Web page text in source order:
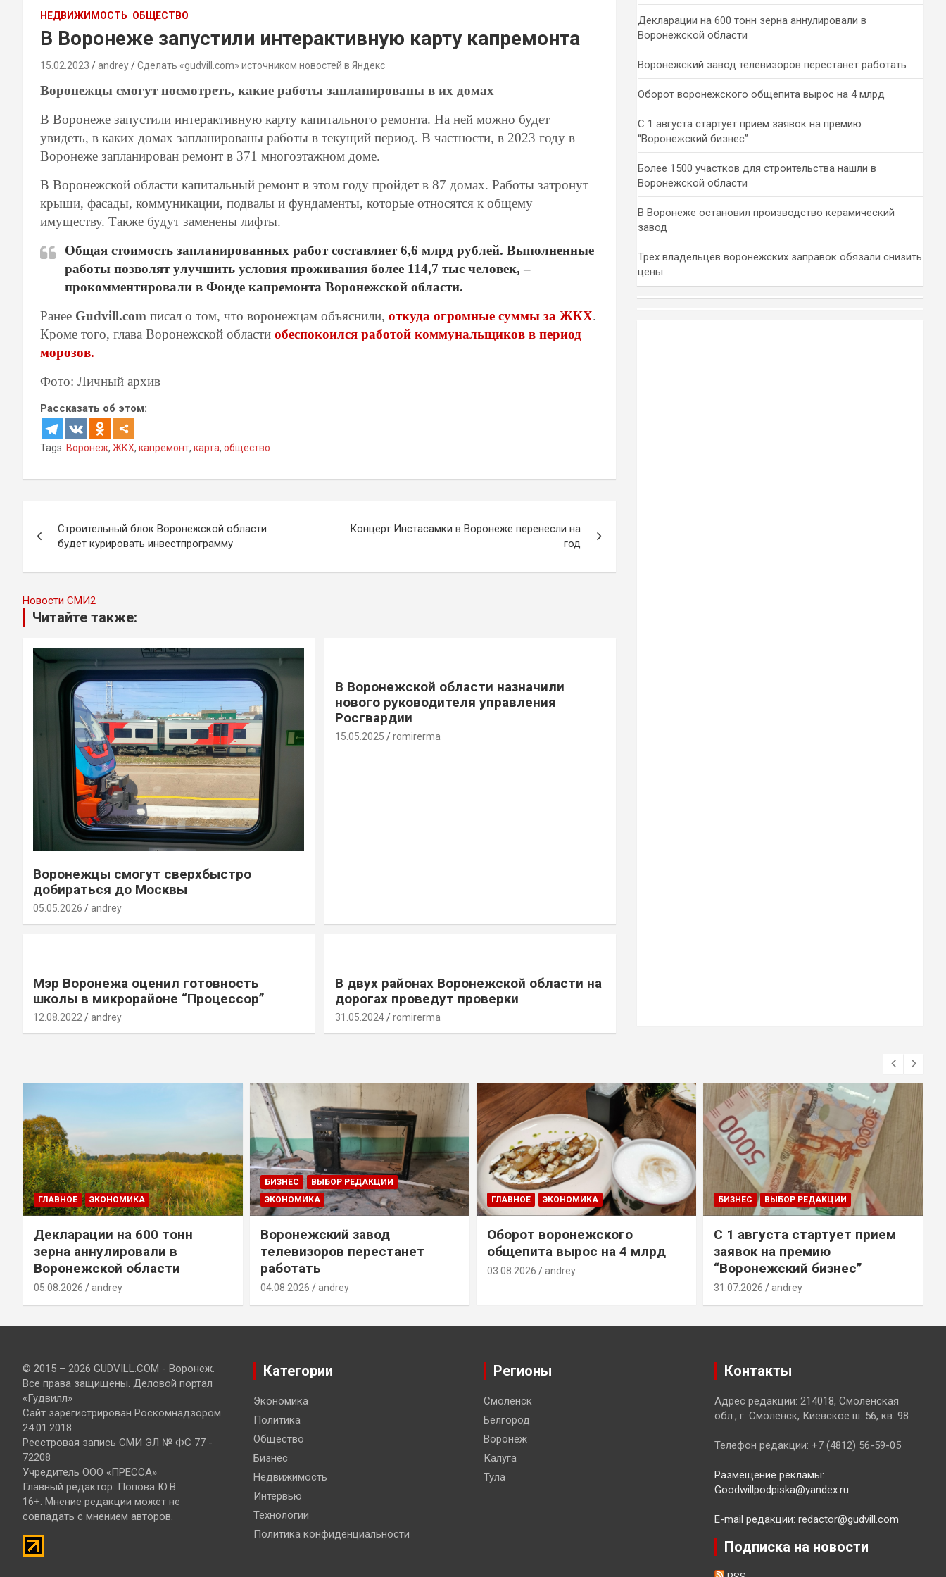
НЕДВИЖИМОСТЬ ОБЩЕСТВО
В Воронеже запустили интерактивную карту капремонта
15.02.2023 andrey Сделать «gudvill.com» источником новостей в Яндекс
Воронежцы смогут посмотреть, какие работы запланированы в их домах
В Воронеже запустили интерактивную карту капитального ремонта. На ней можно будет
увидеть, в каких домах запланированы работы в текущий период. В частности, в 2023 году в
Воронеже запланирован ремонт в 371 многоэтажном доме.
В Воронежской области капитальный ремонт в этом году пройдет в 87 домах. Работы затронут
крыши, фасады, коммуникации, подвалы и фундаменты, которые относятся к общему
имуществу. Также будут заменены лифты.
Общая стоимость запланированных работ составляет 6,6 млрд рублей. Выполненные
работы позволят улучшить условия проживания более 114,7 тыс человек, –
прокомментировали в Фонде капремонта Воронежской области.
Ранее Gudvill.com писал о том, что воронежцам объяснили, откуда огромные суммы за ЖКХ.
Кроме того, глава Воронежской области обеспокоился работой коммунальщиков в период
морозов.
Фото: Личный архив
Рассказать об этом:
Tags: Воронеж, ЖКХ, капремонт, карта, общество
по
записям
Строительный блок Воронежской области
будет курировать инвестпрограмму
Концерт Инстасамки в Воронеже перенесли на
год
Новости СМИ2
Читайте также:
Воронежцы смогут сверхбыстро
добираться до Москвы
05.05.2026 andrey
В Воронежской области назначили
нового руководителя управления
Росгвардии
15.05.2025 romirerma
Мэр Воронежа оценил готовность
школы в микрорайоне “Процессор”
12.08.2022 andrey
В двух районах Воронежской области на
дорогах проведут проверки
31.05.2024 romirerma
Декларации на 600 тонн зерна аннулировали в
Воронежской области
Воронежский завод телевизоров перестанет работать
Оборот воронежского общепита вырос на 4 млрд
С 1 августа стартует прием заявок на премию
“Воронежский бизнес”
Более 1500 участков для строительства нашли в
Воронежской области
В Воронеже остановил производство керамический
завод
Трех владельцев воронежских заправок обязали снизить
цены
ГЛАВНОЕ ЭКОНОМИКА
Декларации на 600 тонн
зерна аннулировали в
Воронежской области
05.08.2026 andrey
БИЗНЕС
ВЫБОР РЕДАКЦИИ
ЭКОНОМИКА
Воронежский завод
телевизоров перестанет
работать
04.08.2026 andrey
ГЛАВНОЕ ЭКОНОМИКА
Оборот воронежского
общепита вырос на 4 млрд
03.08.2026 andrey
БИЗНЕС ВЫБОР РЕДАКЦИИ
С 1 августа стартует прием
заявок на премию
“Воронежский бизнес”
31.07.2026 andrey
© 2015 – 2026 GUDVILL.COM - Воронеж.
Все права защищены. Деловой портал
«Гудвилл»
Сайт зарегистрирован Роскомнадзором
24.01.2018
Реестровая запись СМИ ЭЛ № ФС 77 -
72208
Учредитель ООО «ПРЕССА»
Главный редактор: Попова Ю.В.
16+. Мнение редакции может не
совпадать с мнением авторов.
Категории
Экономика
Политика
Общество
Бизнес
Недвижимость
Интервью
Технологии
Политика конфиденциальности
Регионы
Смоленск
Белгород
Воронеж
Калуга
Тула
Контакты
Адрес редакции: 214018, Смоленская
обл., г. Смоленск, Киевское ш. 56, кв. 98
Телефон редакции: +7 (4812) 56-59-05
Размещение рекламы:
Goodwillpodpiska@yandex.ru
E-mail редакции: redactor@gudvill.com
Подписка на новости